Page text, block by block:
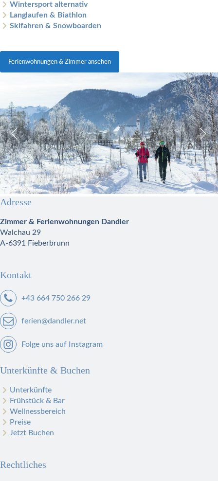
Wintersport alternativ
Langlaufen & Biathlon
Skifahren & Snowboarden
Ferienwohnungen & Zimmer ansehen
Adresse
Zimmer & Ferienwohnungen Dandler
Walchau 29
A-6391 Fieberbrunn
Kontakt
+43 664 750 266 29
ferien@dandler.net
Folge uns auf Instagram
Unterkünfte & Buchen
Unterkünfte
Frühstück & Bar
Wellnessbereich
Preise
Jetzt Buchen
Rechtliches